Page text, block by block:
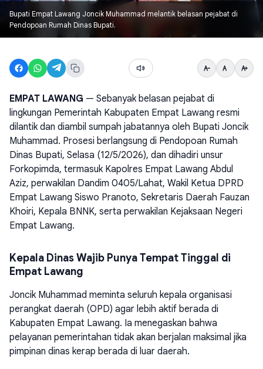
Bupati Empat Lawang Joncik Muhammad melantik belasan pejabat di
Pendopoan Rumah Dinas Bupati.
EMPAT LAWANG — Sebanyak belasan pejabat di
lingkungan Pemerintah Kabupaten Empat Lawang resmi
dilantik dan diambil sumpah jabatannya oleh Bupati Joncik
Muhammad. Prosesi berlangsung di Pendopoan Rumah
Dinas Bupati, Selasa (12/5/2026), dan dihadiri unsur
Forkopimda, termasuk Kapolres Empat Lawang Abdul
Aziz, perwakilan Dandim 0405/Lahat, Wakil Ketua DPRD
Empat Lawang Siswo Pranoto, Sekretaris Daerah Fauzan
Khoiri, Kepala BNNK, serta perwakilan Kejaksaan Negeri
Empat Lawang.
Kepala Dinas Wajib Punya Tempat Tinggal di
Empat Lawang
Joncik Muhammad meminta seluruh kepala organisasi
perangkat daerah (OPD) agar lebih aktif berada di
Kabupaten Empat Lawang. Ia menegaskan bahwa
pelayanan pemerintahan tidak akan berjalan maksimal jika
pimpinan dinas kerap berada di luar daerah.